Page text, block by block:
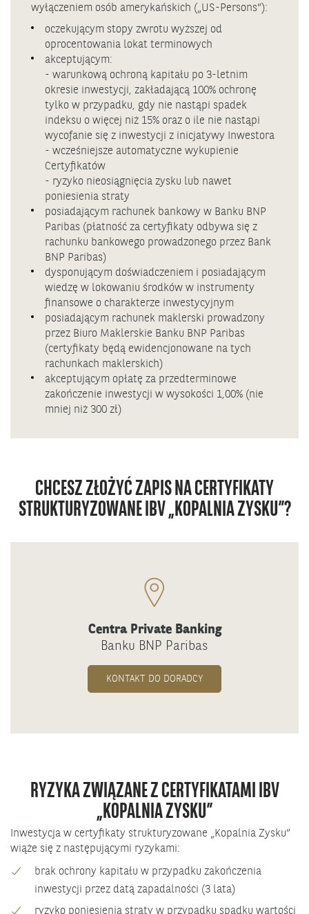
wyłączeniem osób amerykańskich („US-Persons”):
oczekującym stopy zwrotu wyższej od
oprocentowania lokat terminowych
akceptującym:
- warunkową ochroną kapitału po 3-letnim
okresie inwestycji, zakładającą 100% ochronę
tylko w przypadku, gdy nie nastąpi spadek
indeksu o więcej niż 15% oraz o ile nie nastąpi
wycofanie się z inwestycji z inicjatywy Inwestora
- wcześniejsze automatyczne wykupienie
Certyfikatów
- ryzyko nieosiągnięcia zysku lub nawet
poniesienia straty
posiadającym rachunek bankowy w Banku BNP
Paribas (płatność za certyfikaty odbywa się z
rachunku bankowego prowadzonego przez Bank
BNP Paribas)
dysponującym doświadczeniem i posiadającym
wiedzę w lokowaniu środków w instrumenty
finansowe o charakterze inwestycyjnym
posiadającym rachunek maklerski prowadzony
przez Biuro Maklerskie Banku BNP Paribas
(certyfikaty będą ewidencjonowane na tych
rachunkach maklerskich)
akceptującym opłatę za przedterminowe
zakończenie inwestycji w wysokości 1,00% (nie
mniej niż 300 zł)
CHCESZ ZŁOŻYĆ ZAPIS NA CERTYFIKATY
STRUKTURYZOWANE IBV „KOPALNIA ZYSKU”?
Centra Private Banking
Banku BNP Paribas
KONTAKT DO DORADCY
RYZYKA ZWIĄZANE Z CERTYFIKATAMI IBV
„KOPALNIA ZYSKU”
Inwestycja w certyfikaty strukturyzowane „Kopalnia Zysku”
wiąże się z następującymi ryzykami:
brak ochrony kapitału w przypadku zakończenia
inwestycji przez datą zapadalności (3 lata)
ryzyko poniesienia straty w przypadku spadku wartości